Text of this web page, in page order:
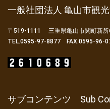
一般社団法人 亀山市観
〒519-1111 三重県亀山市関町新
TEL.0595-97-8877 FAX.0595-96-
サブコンテンツ Sub